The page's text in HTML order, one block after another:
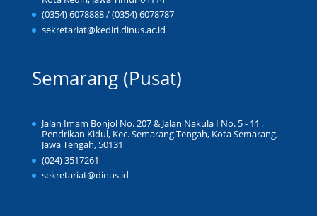
(0354) 6078888 / (0354) 6078787
sekretariat@kediri.dinus.ac.id
Semarang (Pusat)
Jalan Imam Bonjol No. 207 & Jalan Nakula I No. 5 - 11 ,
Pendrikan Kidul, Kec. Semarang Tengah, Kota Semarang,
Jawa Tengah, 50131
(024) 3517261
sekretariat@dinus.id